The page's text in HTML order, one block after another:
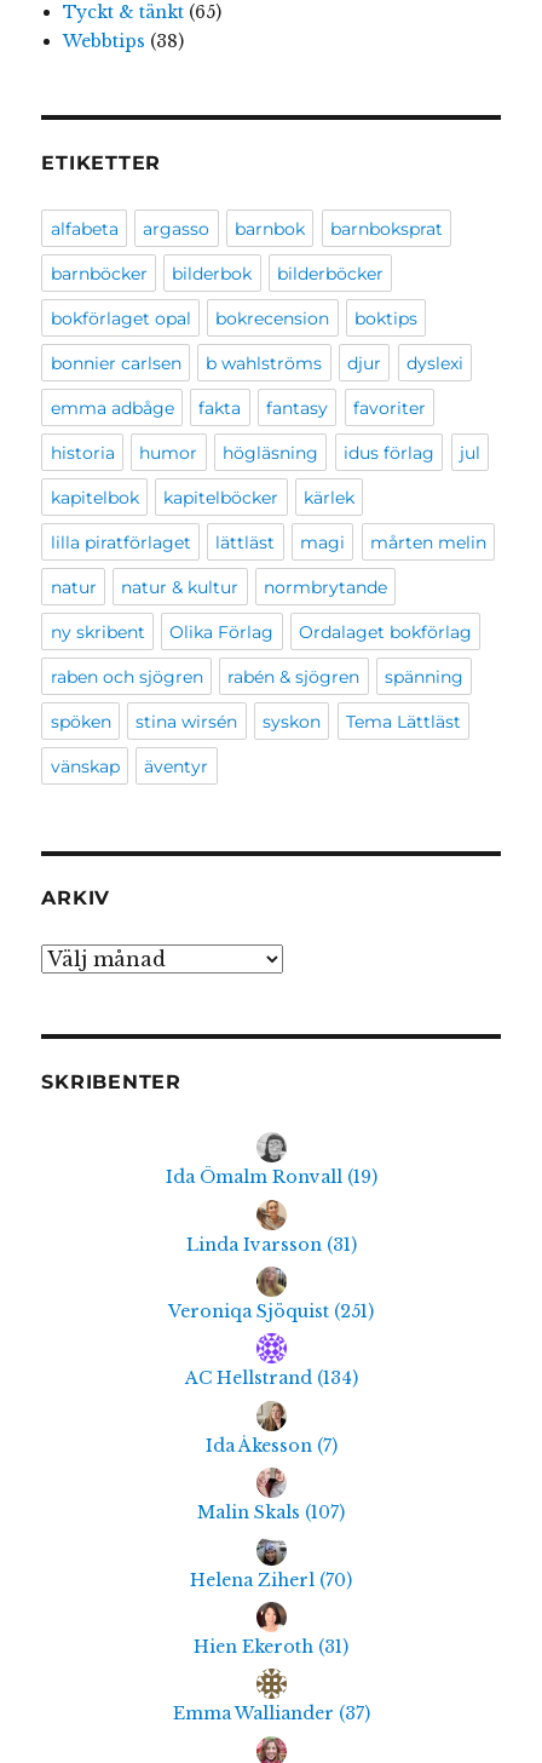
Tyckt & tänkt(65)
Webbtips (38)
ETIKETTER
alfabeta argasso barnbok barnboksprat
barnböcker bilderbok bilderböcker
bokförlaget opal bokrecension boktips
bonnier carlsen b wahlströms djur dyslexi
emma adbåge fakta fantasy favoriter
historia humor högläsning idus förlag jul
kapitelbok kapitelböcker kärlek
lilla piratförlaget lättläst magi mårten melin
natur natur & kultur normbrytande
ny skribent Olika Förlag Ordalaget bokförlag
raben och sjögren rabén & sjögren spänning
spöken stina wirsén syskon Tema Lättläst
vänskap äventyr
ARKIV
Arkiv
SKRIBENTER
Ida Ömalm Ronvall (19)
Linda Ivarsson (31)
Veroniqa Sjöquist (251)
AC Hellstrand (134)
Ida Åkesson (7)
Malin Skals (107)
Helena Ziherl (70)
Hien Ekeroth (31)
Emma Walliander (37)